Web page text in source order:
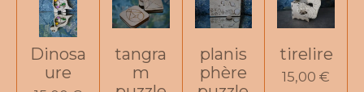
Dinosa
ure
tangra
m
planis
phère
tirelire
15,00 €